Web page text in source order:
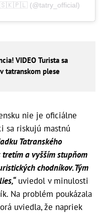
🇸🇰🇵🇱 (@tatry_official)
VIDEO Turista sa
tatranskom plese
nie je oficiálne
sa riskujú mastnú
Tatranského
a vyšším stupňom
chodníkov. Tým
uviedol v minulosti
Na problém poukázala
uviedla, že napriek